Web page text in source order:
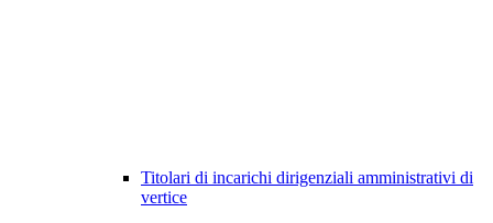
Titolari di incarichi dirigenziali amministrativi di
vertice